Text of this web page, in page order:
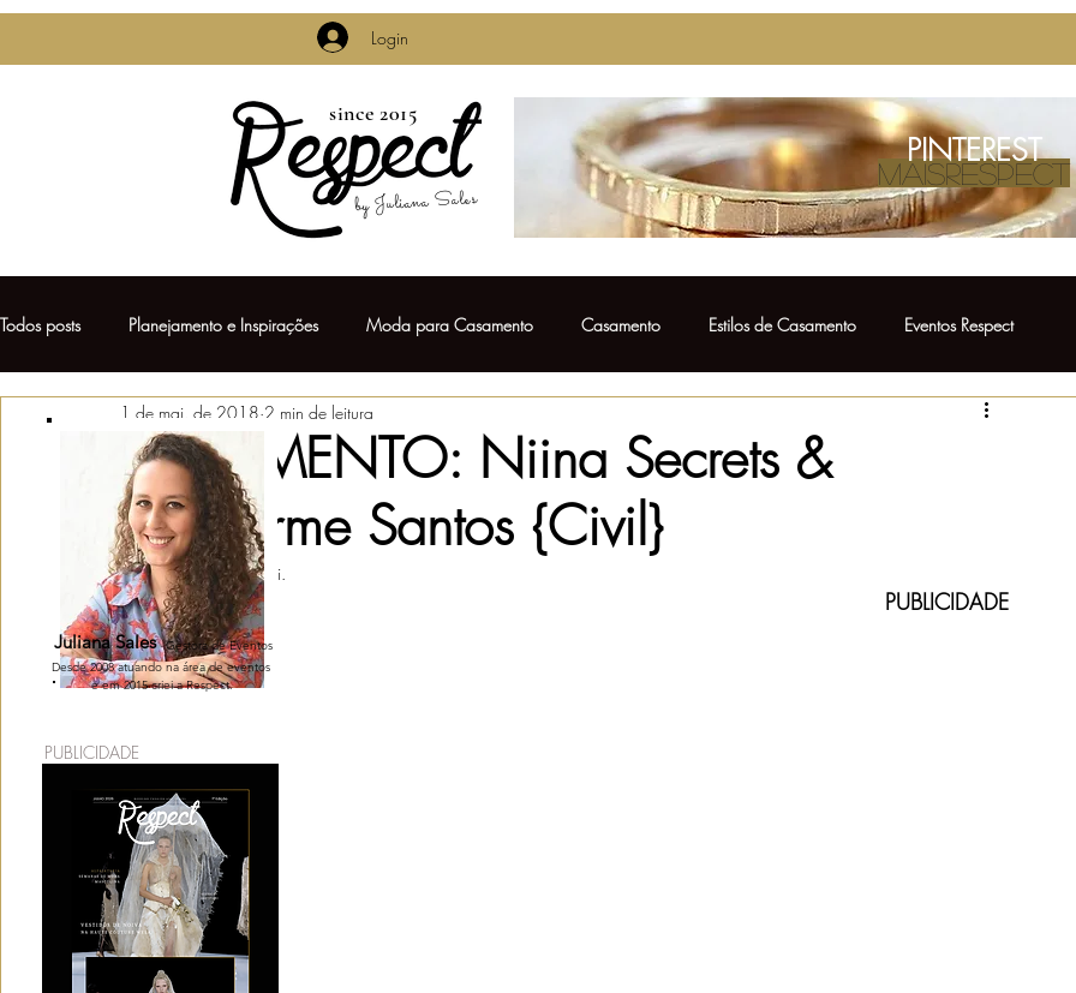
Login
Todos posts Planejamento e Inspirações Moda para Casamento Casamento Estilos de Casamento Eventos Respect
Casamentos de Famosos Pré Casamento Bolo de Casamento
Vestido de Noiva Daminhas & Pajens Lembrancinhas Vestido para Madrinha
Penteado para Noiva Chá de Lingerie Destination Wedding
Bodas de Casamento
CASAMENTO: Niina Secrets &
Guilherme Santos {Civil}
1 de mai. de 2018 2 min de leitura
Atualizado:30 de mai.
PUBLICIDADE
Juliana Sales
Gestora de Eventos
Desde 2008 atuando na área de eventos
e em 2015 criei a Respect.
PUBLICIDADE
MAISRESPECT
PINTEREST
since 2015
by Juliana Sales